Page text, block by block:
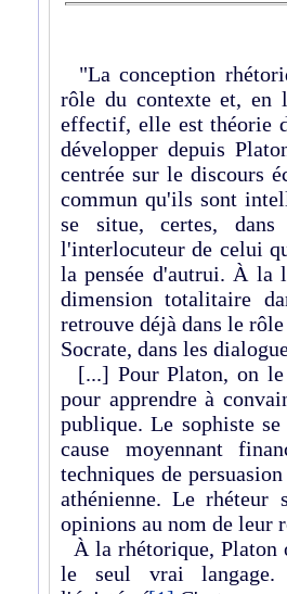
"La conception
rôle du contexte et, en
effectif, elle est théorie
développer depuis
centrée sur le discours
commun qu'ils sont
se situe, certes, dans
l'interlocuteur de celui
la pensée d'autrui. À
dimension totalitaire
retrouve déjà dans le
Socrate, dans les
[...] Pour Platon, on
pour apprendre à
publique. Le sophiste
cause moyennant
techniques de
athénienne. Le
opinions au nom de leur
À la rhétorique, Platon
le seul vrai